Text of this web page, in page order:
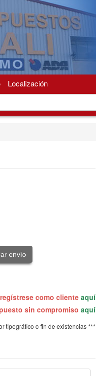
Localización
envío
como cliente aquí
sin compromiso aquí
tipográfico o fin de existencias ***